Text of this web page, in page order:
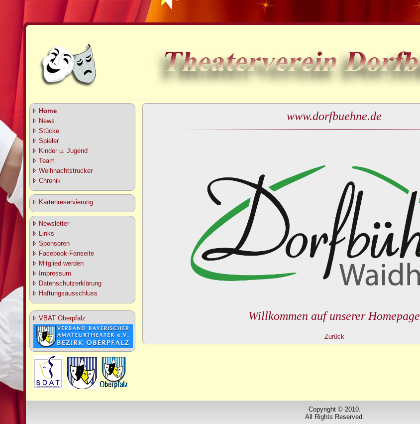
Home
News
Stücke
Spieler
Kinder u. Jugend
Team
Weihnachtstrucker
Chronik
Kartenreservierung
Newsletter
Links
Sponsoren
Facebook-Fanseite
Mitglied werden
Impressum
Datenschutzerklärung
Haftungsausschluss
VBAT Oberpfalz
www.dorfbuehne.de
Willkommen auf unserer Homepage
Zurück
Copyright © 2010.
All Rights Reserved.